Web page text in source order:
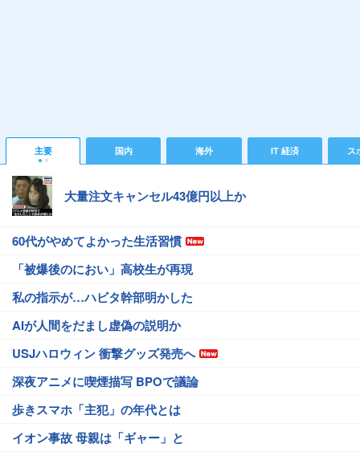
主要 国内 海外 IT 経済 ス
大量注文キャンセル43億円以上か
60代がやめてよかった生活習慣
「被爆後のにおい」高校生が再現
私の指示が…ハビタ幹部明かした
AIが人間をだまし虚偽の説明か
USJハロウィン 衝撃グッズ発売へ
深夜アニメに喫煙描写 BPOで議論
歩きスマホ「主犯」の年代とは
イオン事故 母親は「ギャー」と